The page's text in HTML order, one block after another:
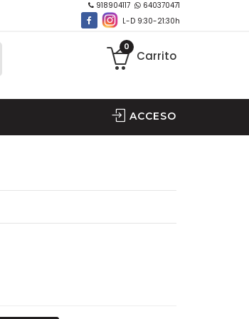
918904117
640370471
L-D 9:30-21:30h
0
Carrito
ACCESO